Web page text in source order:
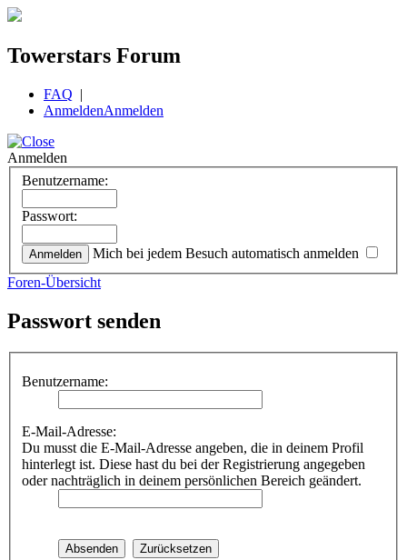
Towerstars Forum
FAQ |
AnmeldenAnmelden
Anmelden
Benutzername:
Passwort:
Mich bei jedem Besuch automatisch anmelden
Foren-Übersicht
Passwort senden
Benutzername:
E-Mail-Adresse:
Du musst die E-Mail-Adresse angeben, die in deinem Profil
hinterlegt ist. Diese hast du bei der Registrierung angegeben
oder nachträglich in deinem persönlichen Bereich geändert.